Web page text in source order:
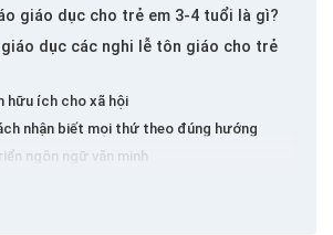
giáo dục cho trẻ em 3-4 tuổi là gì?
dục các nghi lễ tôn giáo cho trẻ
hữu ích cho xã hội
nhận biết mọi thứ theo đúng hướng
ngôn ngữ văn minh
cách tốt